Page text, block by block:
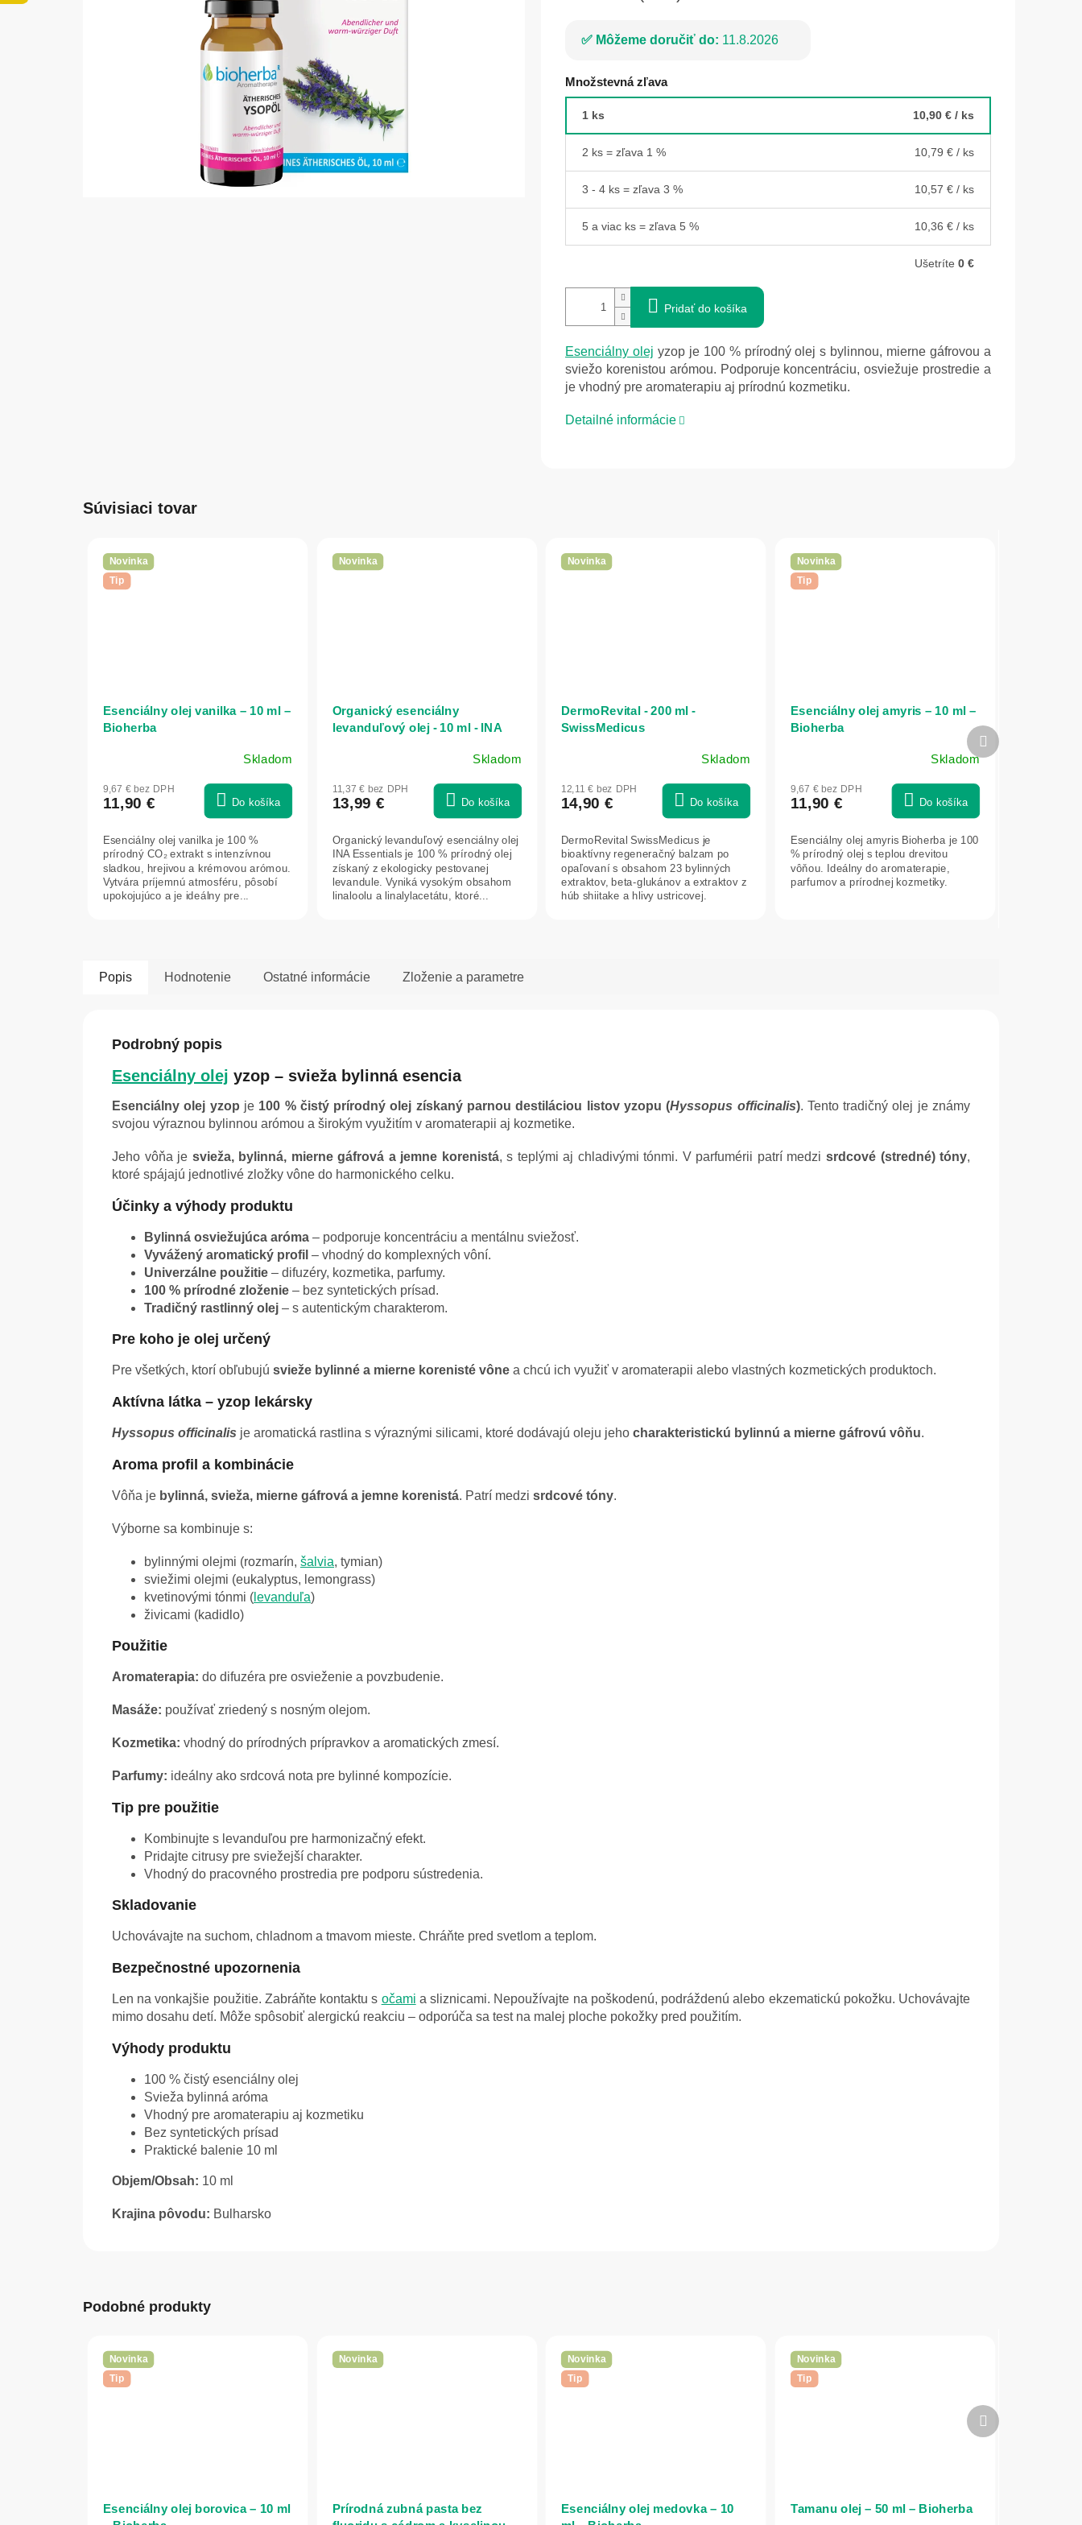
Môžeme doručiť do: 11.8.2026
Množstevná zľava
1 ks 10,90 € / ks
2 ks = zľava 1 % 10,79 € / ks
3 - 4 ks = zľava 3 % 10,57 € / ks
5 a viac ks = zľava 5 % 10,36 € / ks
Ušetríte 0 €
Pridať do košíka
Esenciálny olej yzop je 100 % prírodný olej s bylinnou, mierne gáfrovou a
sviežo korenistou arómou. Podporuje koncentráciu, osviežuje prostredie a
je vhodný pre aromaterapiu aj prírodnú kozmetiku.
Detailné informácie
Súvisiaci tovar
Novinka
Tip
Esenciálny olej vanilka – 10 ml –
Bioherba
Skladom
9,67 € bez DPH
11,90 € Do košíka
Esenciálny olej vanilka je 100 %
prírodný CO₂ extrakt s intenzívnou
sladkou, hrejivou a krémovou arómou.
Vytvára príjemnú atmosféru, pôsobí
upokojujúco a je ideálny pre...
Novinka
Organický esenciálny
levanduľový olej - 10 ml - INA
Skladom
11,37 € bez DPH
13,99 € Do košíka
Organický levanduľový esenciálny olej
INA Essentials je 100 % prírodný olej
získaný z ekologicky pestovanej
levandule. Vyniká vysokým obsahom
linaloolu a linalylacetátu, ktoré...
Novinka
DermoRevital - 200 ml -
SwissMedicus
Skladom
12,11 € bez DPH
14,90 € Do košíka
DermoRevital SwissMedicus je
bioaktívny regeneračný balzam po
opaľovaní s obsahom 23 bylinných
extraktov, beta-glukánov a extraktov z
húb shiitake a hlivy ustricovej.
Novinka
Tip
Esenciálny olej amyris – 10 ml –
Bioherba
Skladom
9,67 € bez DPH
11,90 € Do košíka
Esenciálny olej amyris Bioherba je 100
% prírodný olej s teplou drevitou
vôňou. Ideálny do aromaterapie,
parfumov a prírodnej kozmetiky.
Ďalší
produkt
Popis Hodnotenie Ostatné informácie Zloženie a parametre
Podrobný popis
Esenciálny olej yzop – svieža bylinná esencia
Esenciálny olej yzop je 100 % čistý prírodný olej získaný parnou destiláciou listov yzopu (Hyssopus officinalis). Tento tradičný olej je známy
svojou výraznou bylinnou arómou a širokým využitím v aromaterapii aj kozmetike.
Jeho vôňa je svieža, bylinná, mierne gáfrová a jemne korenistá, s teplými aj chladivými tónmi. V parfumérii patrí medzi srdcové (stredné) tóny,
ktoré spájajú jednotlivé zložky vône do harmonického celku.
Účinky a výhody produktu
Bylinná osviežujúca aróma – podporuje koncentráciu a mentálnu sviežosť.
Vyvážený aromatický profil – vhodný do komplexných vôní.
Univerzálne použitie – difuzéry, kozmetika, parfumy.
100 % prírodné zloženie – bez syntetických prísad.
Tradičný rastlinný olej – s autentickým charakterom.
Pre koho je olej určený
Pre všetkých, ktorí obľubujú svieže bylinné a mierne korenisté vône a chcú ich využiť v aromaterapii alebo vlastných kozmetických produktoch.
Aktívna látka – yzop lekársky
Hyssopus officinalis je aromatická rastlina s výraznými silicami, ktoré dodávajú oleju jeho charakteristickú bylinnú a mierne gáfrovú vôňu.
Aroma profil a kombinácie
Vôňa je bylinná, svieža, mierne gáfrová a jemne korenistá. Patrí medzi srdcové tóny.
Výborne sa kombinuje s:
bylinnými olejmi (rozmarín, šalvia, tymian)
sviežimi olejmi (eukalyptus, lemongrass)
kvetinovými tónmi ( levanduľa)
živicami (kadidlo)
Použitie
Aromaterapia: do difuzéra pre osvieženie a povzbudenie.
Masáže: používať zriedený s nosným olejom.
Kozmetika: vhodný do prírodných prípravkov a aromatických zmesí.
Parfumy: ideálny ako srdcová nota pre bylinné kompozície.
Tip pre použitie
Kombinujte s levanduľou pre harmonizačný efekt.
Pridajte citrusy pre sviežejší charakter.
Vhodný do pracovného prostredia pre podporu sústredenia.
Skladovanie
Uchovávajte na suchom, chladnom a tmavom mieste. Chráňte pred svetlom a teplom.
Bezpečnostné upozornenia
Len na vonkajšie použitie. Zabráňte kontaktu s očami a sliznicami. Nepoužívajte na poškodenú, podráždenú alebo ekzematickú pokožku. Uchovávajte
mimo dosahu detí. Môže spôsobiť alergickú reakciu – odporúča sa test na malej ploche pokožky pred použitím.
Výhody produktu
100 % čistý esenciálny olej
Svieža bylinná aróma
Vhodný pre aromaterapiu aj kozmetiku
Bez syntetických prísad
Praktické balenie 10 ml
Objem/Obsah: 10 ml
Krajina pôvodu: Bulharsko
Podobné produkty
Novinka
Tip
Esenciálny olej borovica – 10 ml
Novinka
Prírodná zubná pasta bez
Novinka
Tip
Esenciálny olej medovka – 10
Novinka
Tip
Tamanu olej – 50 ml – Bioherba
Ďalší
produkt